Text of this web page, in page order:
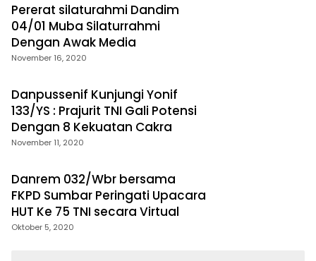
Pererat silaturahmi Dandim
04/01 Muba Silaturrahmi
Dengan Awak Media
November 16, 2020
Danpussenif Kunjungi Yonif
133/YS : Prajurit TNI Gali Potensi
Dengan 8 Kekuatan Cakra
November 11, 2020
Danrem 032/Wbr bersama
FKPD Sumbar Peringati Upacara
HUT Ke 75 TNI secara Virtual
Oktober 5, 2020